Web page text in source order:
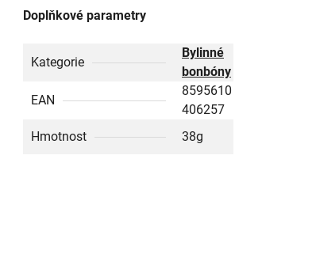
Doplňkové parametry
Kategorie
Bylinné
bonbóny
EAN
8595610
406257
Hmotnost
38g